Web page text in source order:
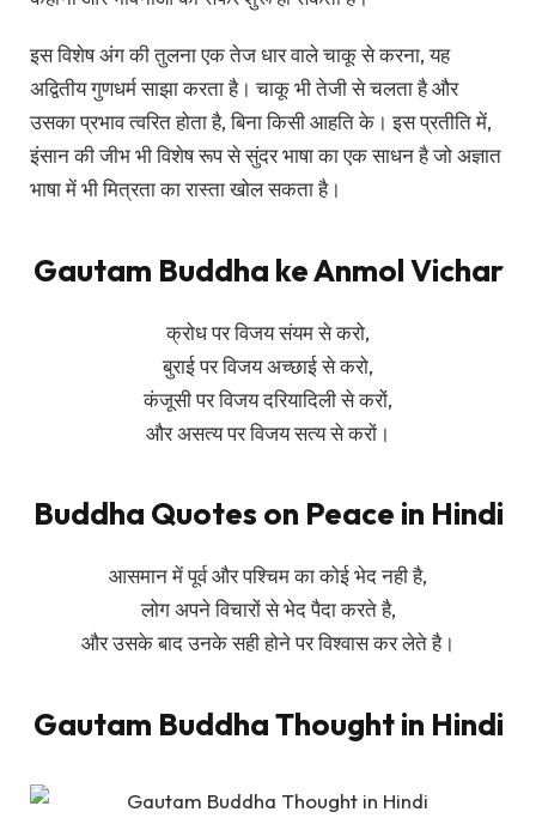
इस विशेष अंग की तुलना एक तेज धार वाले चाकू से करना, यह
अद्वितीय गुणधर्म साझा करता है। चाकू भी तेजी से चलता है और
उसका प्रभाव त्वरित होता है, बिना किसी आहति के। इस प्रतीति में,
इंसान की जीभ भी विशेष रूप से सुंदर भाषा का एक साधन है जो अज्ञात
भाषा में भी मित्रता का रास्ता खोल सकता है।
Gautam Buddha ke Anmol Vichar
क्रोध पर विजय संयम से करो,
बुराई पर विजय अच्छाई से करो,
कंजूसी पर विजय दरियादिली से करों,
और असत्य पर विजय सत्य से करों।
Buddha Quotes on Peace in Hindi
आसमान में पूर्व और पश्चिम का कोई भेद नही है,
लोग अपने विचारों से भेद पैदा करते है,
और उसके बाद उनके सही होने पर विश्वास कर लेते है।
Gautam Buddha Thought in Hindi